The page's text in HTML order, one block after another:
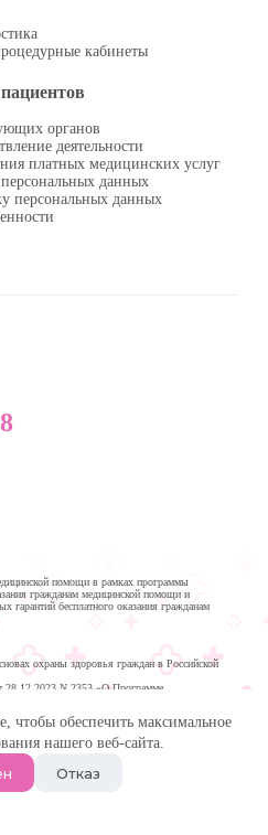
чтобы обеспечить максимальное
нашего веб-сайта.
Отказ
кабинеты
органов
деятельности
платных медицинских услуг
данных
персональных данных
помощи в рамках программы
гражданам медицинской помощи и
гарантий бесплатного оказания гражданам
охраны здоровья граждан в Российской
28.12.2023 N 2353 «О Программе
бесплатного оказания гражданам медицинской
и на плановый период 2025 и 2026 годов
клиника в